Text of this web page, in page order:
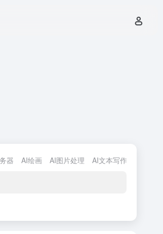
器 AI绘画 AI图片处理 AI文本写作